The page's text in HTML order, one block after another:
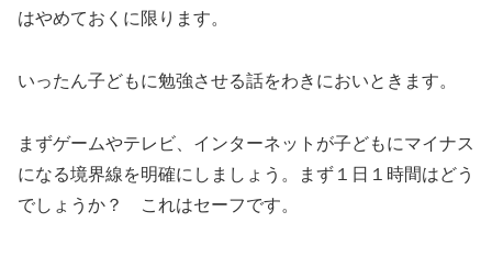
はやめておくに限ります。
いったん子どもに勉強させる話をわきにおいときます。
まずゲームやテレビ、インターネットが子どもにマイナス
になる境界線を明確にしましょう。まず１日１時間はどう
でしょうか？ これはセーフです。